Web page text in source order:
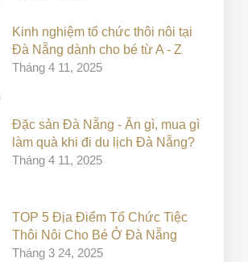
Kinh nghiệm tổ chức thôi nôi tại
Đà Nẵng dành cho bé từ A - Z
Tháng 4 11, 2025
Đặc sản Đà Nẵng - Ăn gì, mua gì
làm quà khi đi du lịch Đà Nẵng?
Tháng 4 11, 2025
TOP 5 Địa Điểm Tổ Chức Tiệc
Thôi Nôi Cho Bé Ở Đà Nẵng
Tháng 3 24, 2025